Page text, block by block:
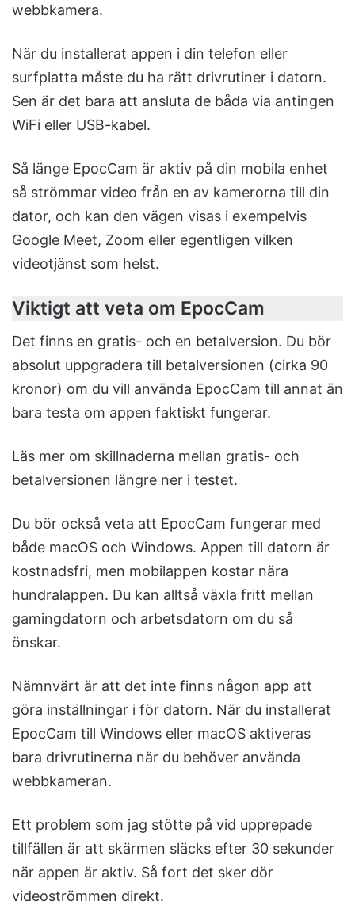
webbkamera.
När du installerat appen i din telefon eller
surfplatta måste du ha rätt drivrutiner i datorn.
Sen är det bara att ansluta de båda via antingen
WiFi eller USB-kabel.
Så länge EpocCam är aktiv på din mobila enhet
så strömmar video från en av kamerorna till din
dator, och kan den vägen visas i exempelvis
Google Meet, Zoom eller egentligen vilken
videotjänst som helst.
Viktigt att veta om EpocCam
Det finns en gratis- och en betalversion. Du bör
absolut uppgradera till betalversionen (cirka 90
kronor) om du vill använda EpocCam till annat än
bara testa om appen faktiskt fungerar.
Läs mer om skillnaderna mellan gratis- och
betalversionen längre ner i testet.
Du bör också veta att EpocCam fungerar med
både macOS och Windows. Appen till datorn är
kostnadsfri, men mobilappen kostar nära
hundralappen. Du kan alltså växla fritt mellan
gamingdatorn och arbetsdatorn om du så
önskar.
Nämnvärt är att det inte finns någon app att
göra inställningar i för datorn. När du installerat
EpocCam till Windows eller macOS aktiveras
bara drivrutinerna när du behöver använda
webbkameran.
Ett problem som jag stötte på vid upprepade
tillfällen är att skärmen släcks efter 30 sekunder
när appen är aktiv. Så fort det sker dör
videoströmmen direkt.